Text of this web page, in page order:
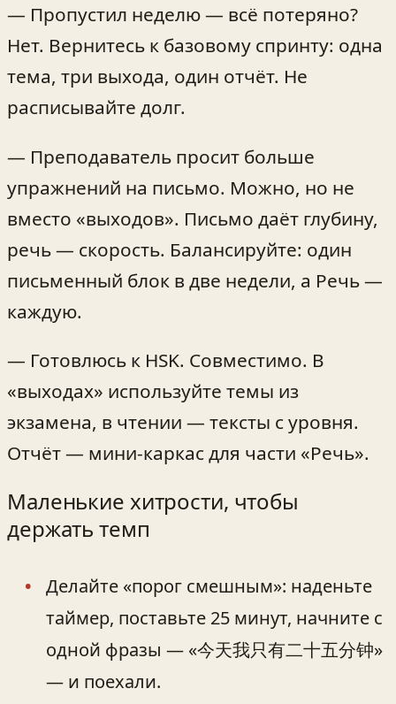
— Пропустил неделю — всё потеряно?
Нет. Вернитесь к базовому спринту: одна
тема, три выхода, один отчёт. Не
расписывайте долг.
— Преподаватель просит больше
упражнений на письмо. Можно, но не
вместо «выходов». Письмо даёт глубину,
речь — скорость. Балансируйте: один
письменный блок в две недели, а Речь —
каждую.
— Готовлюсь к HSK. Совместимо. В
«выходах» используйте темы из
экзамена, в чтении — тексты с уровня.
Отчёт — мини‑каркас для части «Речь».
Маленькие хитрости, чтобы
держать темп
Делайте «порог смешным»: наденьте
таймер, поставьте 25 минут, начните с
одной фразы — «今天我只有二十五分钟»
— и поехали.